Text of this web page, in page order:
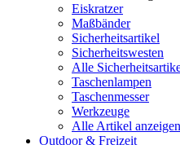
Eiskratzer
Maßbänder
Sicherheitsartikel
Sicherheitswesten
Alle
Taschenlampen
Taschenmesser
Werkzeuge
Alle Artikel anzeigen
Outdoor & Freizeit